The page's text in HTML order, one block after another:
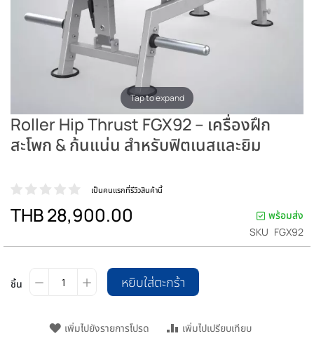
Tap to expand
Roller Hip Thrust FGX92 – เครื่องฝึก
สะโพก & ก้นแน่น สำหรับฟิตเนสและยิม
เป็นคนแรกที่รีวิวสินค้านี้
THB 28,900.00
พร้อมส่ง
SKU FGX92
ชิ้น หยิบใส่ตะกร้า
เพิ่มไปยังรายการโปรด เพิ่มไปเปรียบเทียบ